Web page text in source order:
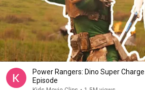
Power Rangers: Dino Super Charge
Episode